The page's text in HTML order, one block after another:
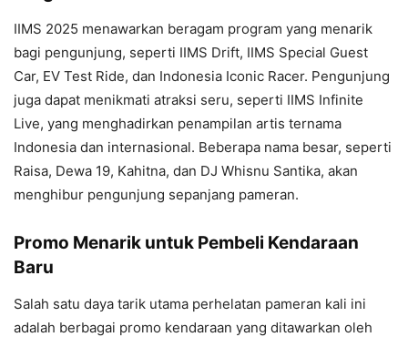
IIMS 2025 menawarkan beragam program yang menarik
bagi pengunjung, seperti IIMS Drift, IIMS Special Guest
Car, EV Test Ride, dan Indonesia Iconic Racer. Pengunjung
juga dapat menikmati atraksi seru, seperti IIMS Infinite
Live, yang menghadirkan penampilan artis ternama
Indonesia dan internasional. Beberapa nama besar, seperti
Raisa, Dewa 19, Kahitna, dan DJ Whisnu Santika, akan
menghibur pengunjung sepanjang pameran.
Promo Menarik untuk Pembeli Kendaraan
Baru
Salah satu daya tarik utama perhelatan pameran kali ini
adalah berbagai promo kendaraan yang ditawarkan oleh